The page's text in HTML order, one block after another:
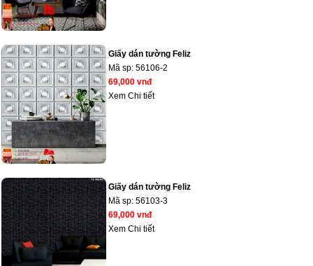
Giấy dán tường Feliz
Mã sp: 56106-2
69,000 vnđ
Xem Chi tiết
Giấy dán tường Feliz
Mã sp: 56103-3
69,000 vnđ
Xem Chi tiết